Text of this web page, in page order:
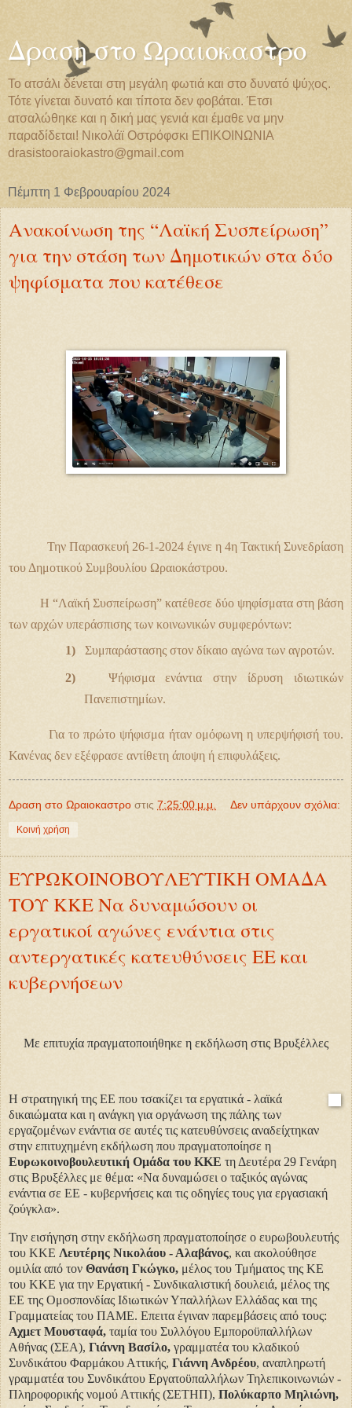
Δραση στο Ωραιοκαστρο
Το ατσάλι δένεται στη μεγάλη φωτιά και στο δυνατό ψύχος.
Τότε γίνεται δυνατό και τίποτα δεν φοβάται. Έτσι
ατσαλώθηκε και η δική μας γενιά και έμαθε να μην
παραδίδεται! Νικολάϊ Οστρόφσκι EΠIKOIΝΩΝΙΑ
drasistooraiokastro@gmail.com
Πέμπτη 1 Φεβρουαρίου 2024
Ανακοίνωση της “Λαϊκή Συσπείρωση”
για την στάση των Δημοτικών στα δύο
ψηφίσματα που κατέθεσε
Την Παρασκευή 26-1-2024 έγινε η 4η Τακτική Συνεδρίαση
του Δημοτικού Συμβουλίου Ωραιοκάστρου.
Η “Λαϊκή Συσπείρωση” κατέθεσε δύο ψηφίσματα στη βάση
των αρχών υπεράσπισης των κοινωνικών συμφερόντων:
1)
Συμπαράστασης στον δίκαιο αγώνα των αγροτών.
2)
Ψήφισμα ενάντια στην ίδρυση ιδιωτικών
Πανεπιστημίων.
Για το πρώτο ψήφισμα ήταν ομόφωνη η υπερψήφισή του.
Κανένας δεν εξέφρασε αντίθετη άποψη ή επιφυλάξεις.
Δραση στο Ωραιοκαστρο στις 7:25:00 μ.μ. Δεν υπάρχουν σχόλια:
Κοινή χρήση
ΕΥΡΩΚΟΙΝΟΒΟΥΛΕΥΤΙΚΗ ΟΜΑΔΑ
ΤΟΥ ΚΚΕ Να δυναμώσουν οι
εργατικοί αγώνες ενάντια στις
αντεργατικές κατευθύνσεις ΕΕ και
κυβερνήσεων
Με επιτυχία πραγματοποιήθηκε η εκδήλωση στις Βρυξέλλες
Η στρατηγική της ΕΕ που τσακίζει τα εργατικά - λαϊκά
δικαιώματα και η ανάγκη για οργάνωση της πάλης των
εργαζομένων ενάντια σε αυτές τις κατευθύνσεις αναδείχτηκαν
στην επιτυχημένη εκδήλωση που πραγματοποίησε η
Ευρωκοινοβουλευτική Ομάδα του ΚΚΕ τη Δευτέρα 29 Γενάρη
στις Βρυξέλλες με θέμα: «Να δυναμώσει ο ταξικός αγώνας
ενάντια σε ΕΕ - κυβερνήσεις και τις οδηγίες τους για εργασιακή
ζούγκλα».
Την εισήγηση στην εκδήλωση πραγματοποίησε ο ευρωβουλευτής
του ΚΚΕ Λευτέρης Νικολάου - Αλαβάνος, και ακολούθησε
ομιλία από τον Θανάση Γκώγκο, μέλος του Τμήματος της ΚΕ
του ΚΚΕ για την Εργατική - Συνδικαλιστική δουλειά, μέλος της
ΕΕ της Ομοσπονδίας Ιδιωτικών Υπαλλήλων Ελλάδας και της
Γραμματείας του ΠΑΜΕ. Επειτα έγιναν παρεμβάσεις από τους:
Αχμετ Μουσταφά, ταμία του Συλλόγου Εμποροϋπαλλήλων
Αθήνας (ΣΕΑ), Γιάννη Βασίλο, γραμματέα του κλαδικού
Συνδικάτου Φαρμάκου Αττικής, Γιάννη Ανδρέου, αναπληρωτή
γραμματέα του Συνδικάτου Εργατοϋπαλλήλων Τηλεπικοινωνιών -
Πληροφορικής νομού Αττικής (ΣΕΤΗΠ), Πολύκαρπο Μηλιώνη,